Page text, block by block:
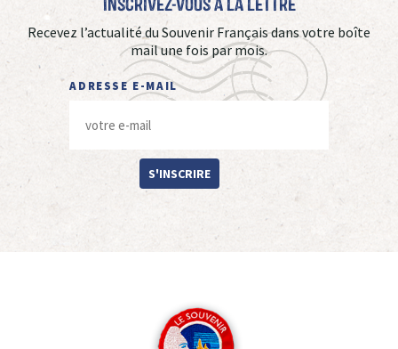
Recevez l’actualité du Souvenir Français dans votre boîte
mail une fois par mois.
ADRESSE E-MAIL
S'INSCRIRE